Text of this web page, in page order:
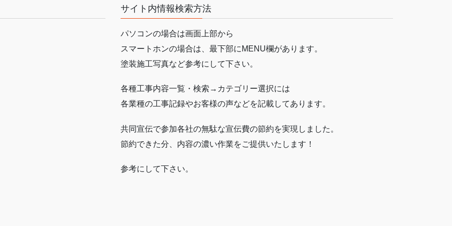
サイト内情報検索方法
パソコンの場合は画面上部から
スマートホンの場合は、最下部にMENU欄があります。
塗装施工写真など参考にして下さい。
各種工事内容一覧・検索→カテゴリー選択には
各業種の工事記録やお客様の声などを記載してあります。
共同宣伝で参加各社の無駄な宣伝費の節約を実現しました。
節約できた分、内容の濃い作業をご提供いたします！
参考にして下さい。